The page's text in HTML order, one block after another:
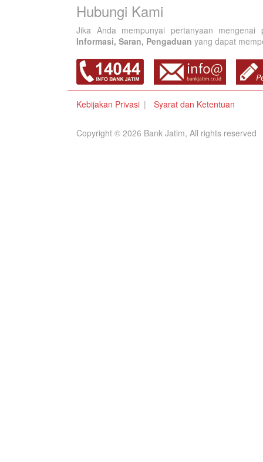
Hubungi Kami
Jika Anda mempunyai pertanyaan
Informasi, Saran, Pengaduan yang dapat
Kebijakan Privasi Syarat dan Ketentuan
Copyright © 2026 Bank Jatim, All rights reserved